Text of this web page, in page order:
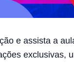
e assista a
exclusivas,